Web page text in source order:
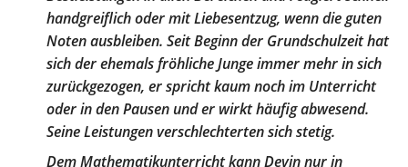
handgreiflich oder mit Liebesentzug, wenn die guten
Noten ausbleiben. Seit Beginn der Grundschulzeit hat
sich der ehemals fröhliche Junge immer mehr in sich
zurückgezogen, er spricht kaum noch im Unterricht
oder in den Pausen und er wirkt häufig abwesend.
Seine Leistungen verschlechterten sich stetig.
Dem Mathematikunterricht kann Devin nur in